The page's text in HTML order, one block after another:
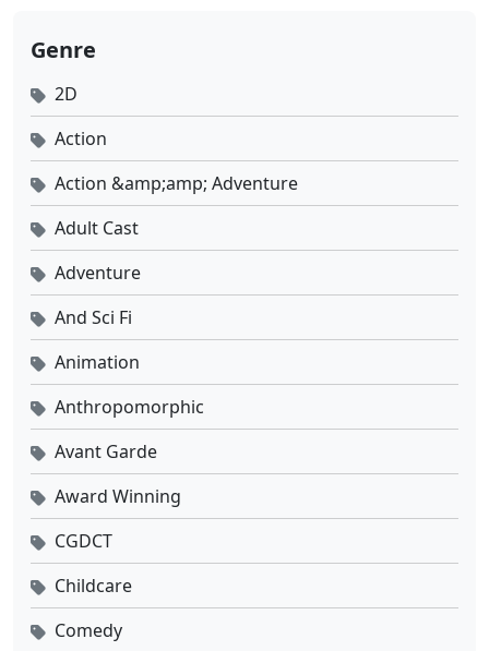
Genre
2D
Action
Action &amp;amp; Adventure
Adult Cast
Adventure
And Sci Fi
Animation
Anthropomorphic
Avant Garde
Award Winning
CGDCT
Childcare
Comedy